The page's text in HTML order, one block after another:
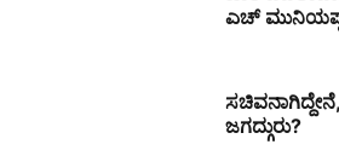
ಎಚ್
ಜಗದ್ಗುರು?